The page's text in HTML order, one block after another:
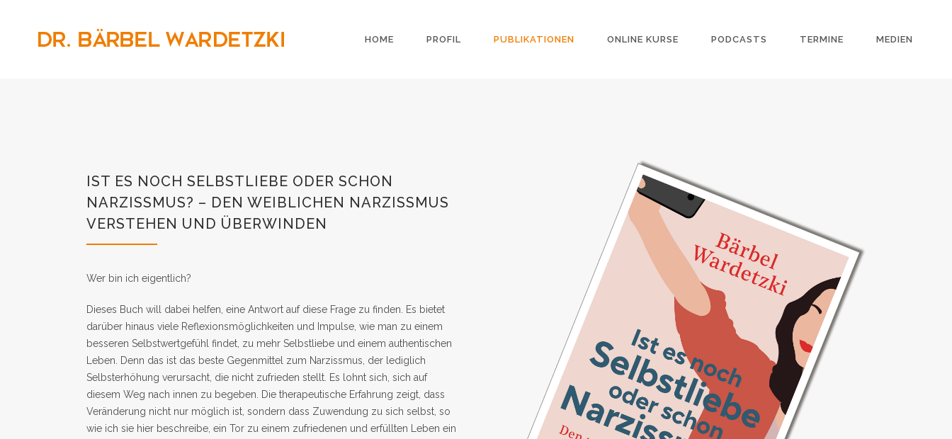
HOME PROFIL PUBLIKATIONEN ONLINE KURSE PODCASTS TERMINE MEDIEN
IST ES NOCH SELBSTLIEBE ODER SCHON
NARZISSMUS? – DEN WEIBLICHEN NARZISSMUS
VERSTEHEN UND ÜBERWINDEN
Wer bin ich eigentlich?
Dieses Buch will dabei helfen, eine Antwort auf diese Frage zu finden. Es bietet
darüber hinaus viele Reflexionsmöglichkeiten und Impulse, wie man zu einem
besseren Selbstwertgefühl findet, zu mehr Selbstliebe und einem authentischen
Leben. Denn das ist das beste Gegenmittel zum Narzissmus, der lediglich
Selbsterhöhung verursacht, die nicht zufrieden stellt. Es lohnt sich, sich auf
diesem Weg nach innen zu begeben. Die therapeutische Erfahrung zeigt, dass
Veränderung nicht nur möglich ist, sondern dass Zuwendung zu sich selbst, so
wie ich sie hier beschreibe, ein Tor zu einem zufriedenen und erfüllten Leben ein